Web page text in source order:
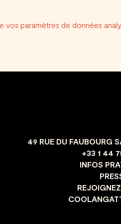
vos paramètres de données
49 RUE DU FAUBOURG
+33 1 44
INFOS